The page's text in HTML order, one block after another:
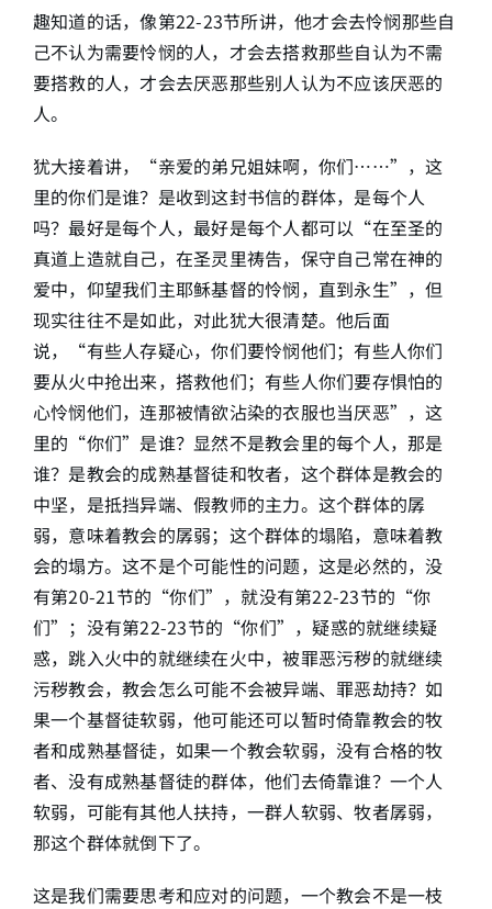
趣知道的话，像第22-23节所讲，他才会去怜悯那些自
己不认为需要怜悯的人，才会去搭救那些自认为不需
要搭救的人，才会去厌恶那些别人认为不应该厌恶的
人。
犹大接着讲，“亲爱的弟兄姐妹啊，你们……”，这
里的你们是谁？是收到这封书信的群体，是每个人
吗？最好是每个人，最好是每个人都可以“在至圣的
真道上造就自己，在圣灵里祷告，保守自己常在神的
爱中，仰望我们主耶稣基督的怜悯，直到永生”，但
现实往往不是如此，对此犹大很清楚。他后面
说，“有些人存疑心，你们要怜悯他们；有些人你们
要从火中抢出来，搭救他们；有些人你们要存惧怕的
心怜悯他们，连那被情欲沾染的衣服也当厌恶”，这
里的“你们”是谁？显然不是教会里的每个人，那是
谁？是教会的成熟基督徒和牧者，这个群体是教会的
中坚，是抵挡异端、假教师的主力。这个群体的孱
弱，意味着教会的孱弱；这个群体的塌陷，意味着教
会的塌方。这不是个可能性的问题，这是必然的，没
有第20-21节的“你们”，就没有第22-23节的“你
们”；没有第22-23节的“你们”，疑惑的就继续疑
惑，跳入火中的就继续在火中，被罪恶污秽的就继续
污秽教会，教会怎么可能不会被异端、罪恶劫持？如
果一个基督徒软弱，他可能还可以暂时倚靠教会的牧
者和成熟基督徒，如果一个教会软弱，没有合格的牧
者、没有成熟基督徒的群体，他们去倚靠谁？一个人
软弱，可能有其他人扶持，一群人软弱、牧者孱弱，
那这个群体就倒下了。
这是我们需要思考和应对的问题，一个教会不是一枝